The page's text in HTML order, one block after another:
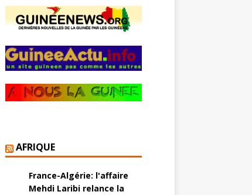
AFRIQUE
France-Algérie: l'affaire
Mehdi Laribi relance la